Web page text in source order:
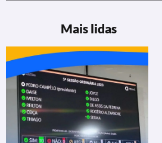
Mais lidas